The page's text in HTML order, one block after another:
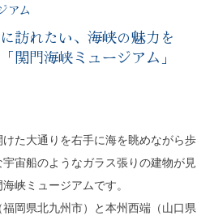
アム
訪れたい、海峡の魅力を
関門海峡ミュージアム」
た大通りを右手に海を眺めながら歩
宙船のようなガラス張りの建物が見
峡ミュージアムです。
岡県北九州市）と本州西端（山口県